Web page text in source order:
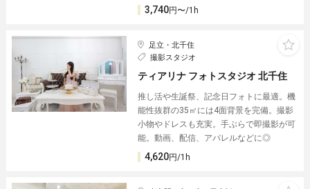
3,740円〜/1h
足立・北千住
撮影スタジオ
ティアリナ フォトスタジオ 北千住
推し活や生誕祭、記念日フォトに最適。機
能性抜群の35㎡には4面背景を完備。撮影
小物やドレスも充実。手ぶらで即撮影が可
能。動画、配信、アパレルなどに◎
4,620円/1h